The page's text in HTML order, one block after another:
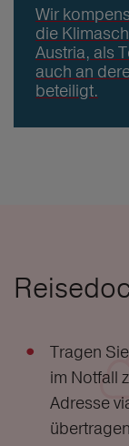
Wir
die
Austria, als
auch an
beteiligt.
Tragen
im Notfall
Adresse
übertragen